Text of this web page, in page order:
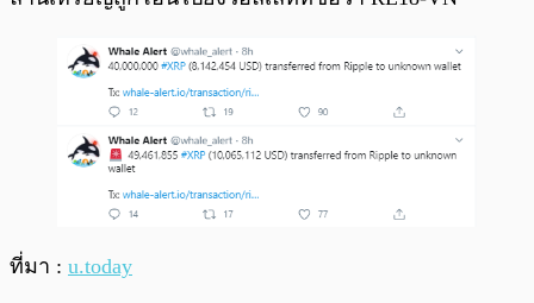
ที่มา : u.today